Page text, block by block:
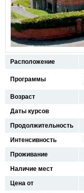
Расположение
Программы
Возраст
Даты курсов
Продолжительность
Интенсивность
Проживание
Наличие мест
Цена от